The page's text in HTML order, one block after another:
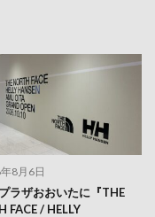
8月6日
ラザおおいたに『THE
FACE / HELLY